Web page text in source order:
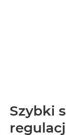
Szybki